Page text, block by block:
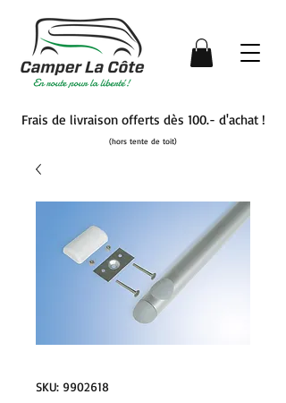
Frais de livraison offerts dès 100.- d'achat !
(hors tente de toit)
SKU: 9902618